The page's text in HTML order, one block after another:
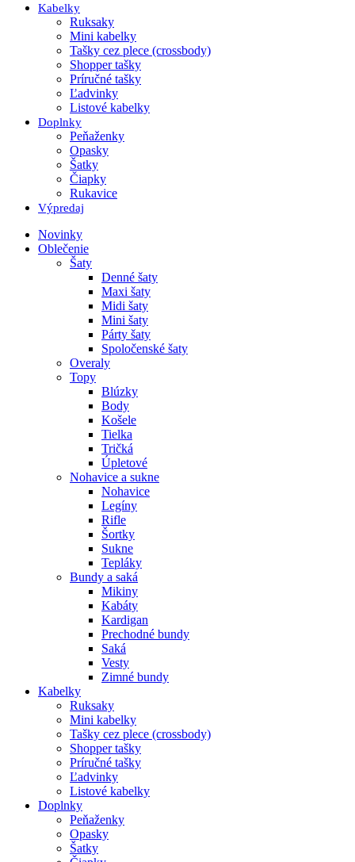
Kabelky
Ruksaky
Mini kabelky
Tašky cez plece (crossbody)
Shopper tašky
Príručné tašky
Ľadvinky
Listové kabelky
Doplnky
Peňaženky
Opasky
Šatky
Čiapky
Rukavice
Výpredaj
Novinky
Oblečenie
Šaty
Denné šaty
Maxi šaty
Midi šaty
Mini šaty
Párty šaty
Spoločenské šaty
Overaly
Topy
Blúzky
Body
Košele
Tielka
Tričká
Úpletové
Nohavice a sukne
Nohavice
Legíny
Rifle
Šortky
Sukne
Tepláky
Bundy a saká
Mikiny
Kabáty
Kardigan
Prechodné bundy
Saká
Vesty
Zimné bundy
Kabelky
Ruksaky
Mini kabelky
Tašky cez plece (crossbody)
Shopper tašky
Príručné tašky
Ľadvinky
Listové kabelky
Doplnky
Peňaženky
Opasky
Šatky